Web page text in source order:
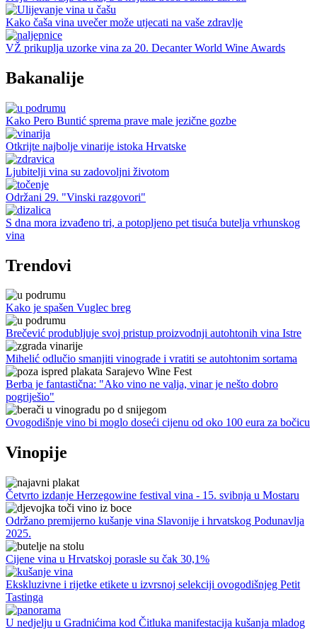
Kako čaša vina uvečer može utjecati na vaše zdravlje
VŽ prikuplja uzorke vina za 20. Decanter World Wine Awards
Bakanalije
Kako Pero Buntić sprema prave male jezične gozbe
Otkrijte najbolje vinarije istoka Hrvatske
Ljubitelji vina su zadovoljni životom
Održani 29. "Vinski razgovori"
S dna mora izvađeno tri, a potopljeno pet tisuća butelja vrhunskog
vina
Trendovi
Kako je spašen Vuglec breg
Brečević produbljuje svoj pristup proizvodnji autohtonih vina Istre
Mihelić odlučio smanjiti vinograde i vratiti se autohtonim sortama
Berba je fantastična: "Ako vino ne valja, vinar je nešto dobro
pogriješio"
Ovogodišnje vino bi moglo doseći cijenu od oko 100 eura za bočicu
Vinopije
Četvrto izdanje Herzegowine festival vina - 15. svibnja u Mostaru
Održano premijerno kušanje vina Slavonije i hrvatskog Podunavlja
2025.
Cijene vina u Hrvatskoj porasle su čak 30,1%
Ekskluzivne i rijetke etikete u izvrsnoj selekciji ovogodišnjeg Petit
Tastinga
U nedjelju u Gradnićima kod Čitluka manifestacija kušanja mladog